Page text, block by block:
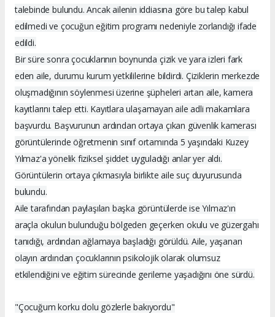
talebinde bulundu. Ancak ailenin iddiasına göre bu talep kabul
edilmedi ve çocuğun eğitim programı nedeniyle zorlandığı ifade
edildi.
Bir süre sonra çocuklarının boynunda çizik ve yara izleri fark
eden aile, durumu kurum yetkililerine bildirdi. Çiziklerin merkezde
oluşmadığının söylenmesi üzerine şüpheleri artan aile, kamera
kayıtlarını talep etti. Kayıtlara ulaşamayan aile adli makamlara
başvurdu. Başvurunun ardından ortaya çıkan güvenlik kamerası
görüntülerinde öğretmenin sınıf ortamında 5 yaşındaki Kuzey
Yılmaz'a yönelik fiziksel şiddet uyguladığı anlar yer aldı.
Görüntülerin ortaya çıkmasıyla birlikte aile suç duyurusunda
bulundu.
Aile tarafından paylaşılan başka görüntülerde ise Yılmaz'ın
araçla okulun bulunduğu bölgeden geçerken okulu ve güzergahı
tanıdığı, ardından ağlamaya başladığı görüldü. Aile, yaşanan
olayın ardından çocuklarının psikolojik olarak olumsuz
etkilendiğini ve eğitim sürecinde gerileme yaşadığını öne sürdü.
"Çocuğum korku dolu gözlerle bakıyordu"